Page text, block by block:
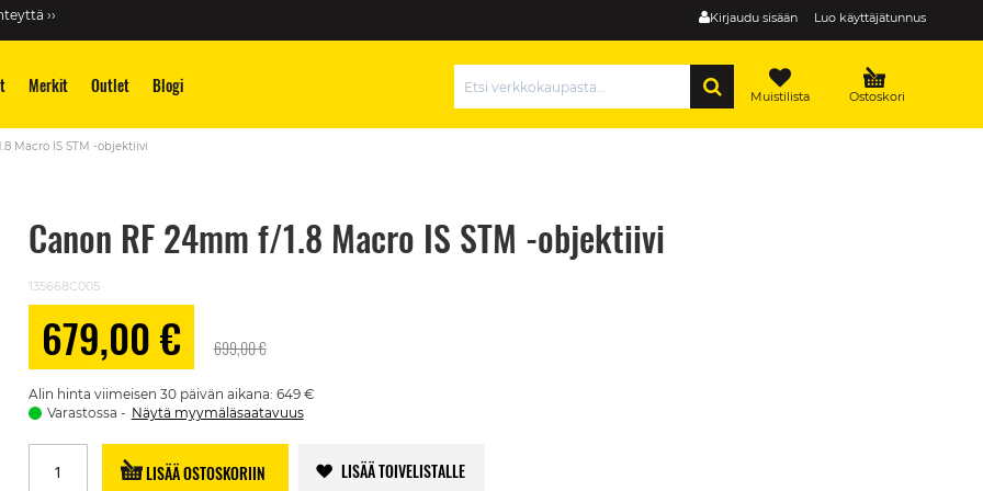
Kirjaudu sisään Luo käyttäjätunnus
››
Merkit Outlet Blogi Ostoskori
Muistilista
Macro IS STM -objektiivi
Canon RF 24mm f/1.8 Macro IS STM -objektiivi
135668C005
Alennushinta
679,00 € 699,00 €
Alin hinta viimeisen 30 päivän aikana: 649 €
Varastossa
Näytä myymäläsaatavuus
LISÄÄ OSTOSKORIIN LISÄÄ TOIVELISTALLE